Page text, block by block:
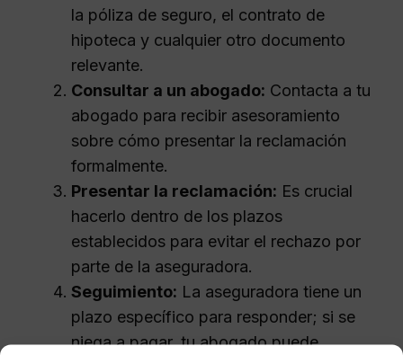
la póliza de seguro, el contrato de
hipoteca y cualquier otro documento
relevante.
Consultar a un abogado: Contacta a tu
abogado para recibir asesoramiento
sobre cómo presentar la reclamación
formalmente.
Presentar la reclamación: Es crucial
hacerlo dentro de los plazos
establecidos para evitar el rechazo por
parte de la aseguradora.
Seguimiento: La aseguradora tiene un
plazo específico para responder; si se
niega a pagar, tu abogado puede